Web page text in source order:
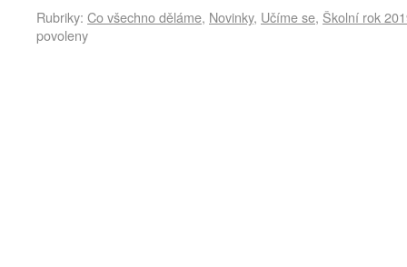
Rubriky: Co všechno děláme, Novinky, Učíme se, Školní rok
povoleny